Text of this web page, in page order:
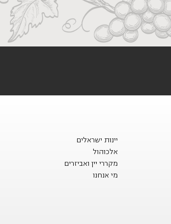
יינות ישראלים
אלכוהול
מקררי יין ואביזרים
מי אנחנו